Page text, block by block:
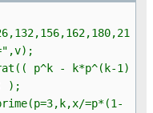
p^k - k*p^(k-1)
);
=p*(1-